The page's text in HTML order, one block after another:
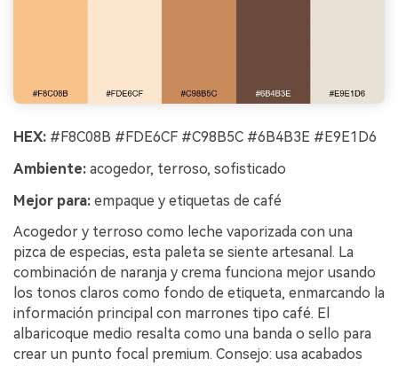
HEX: #F8C08B #FDE6CF #C98B5C #6B4B3E #E9E1D6
Ambiente: acogedor, terroso, sofisticado
Mejor para: empaque y etiquetas de café
Acogedor y terroso como leche vaporizada con una
pizca de especias, esta paleta se siente artesanal. La
combinación de naranja y crema funciona mejor usando
los tonos claros como fondo de etiqueta, enmarcando la
información principal con marrones tipo café. El
albaricoque medio resalta como una banda o sello para
crear un punto focal premium. Consejo: usa acabados